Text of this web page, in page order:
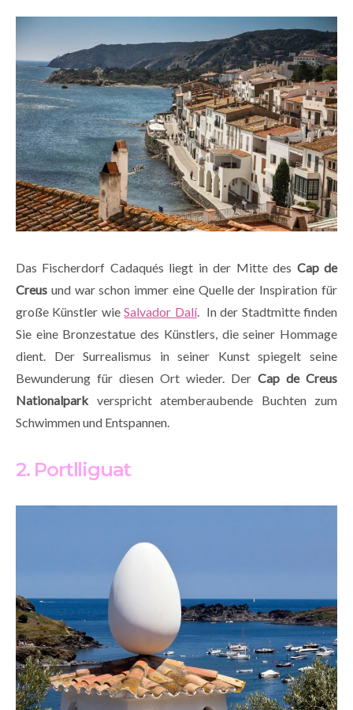
Das Fischerdorf Cadaqués liegt in der Mitte des Cap de
Creus und war schon immer eine Quelle der Inspiration für
große Künstler wieSalvador Dalí. In der Stadtmitte finden
Sie eine Bronzestatue des Künstlers, die seiner Hommage
dient. Der Surrealismus in seiner Kunst spiegelt seine
Bewunderung für diesen Ort wieder. Der Cap de Creus
Nationalparkverspricht atemberaubende Buchten zum
Schwimmen und Entspannen.
2. Portlliguat